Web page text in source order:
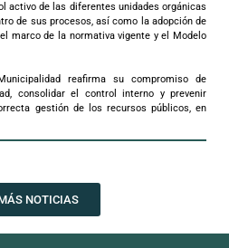
activo de las diferentes unidades orgánicas
de sus procesos, así como la adopción de
marco de la normativa vigente y el Modelo
reafirma su compromiso de
consolidar el control interno y prevenir
gestión de los recursos públicos, en
NOTICIAS